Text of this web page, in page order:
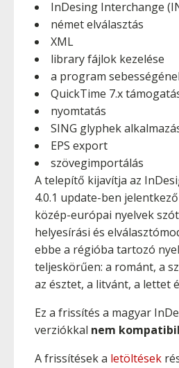
InDesing Interchange
német elválasztás
XML
library fájlok kezelése
a program
QuickTime 7.x
nyomtatás
SING glyphek
EPS export
szövegimportálás
A telepítő kijavítja az
4.0.1 update-ben
közép-európai nyelvek
helyesírási és
ebbe a régióba tartozó
teljeskörűen: a románt, a
az észtet, a litvánt, a lettet
Ez a frissítés a magyar
verziókkal nem
A frissítések a letöltések